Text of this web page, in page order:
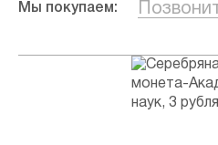
Мы покупаем: